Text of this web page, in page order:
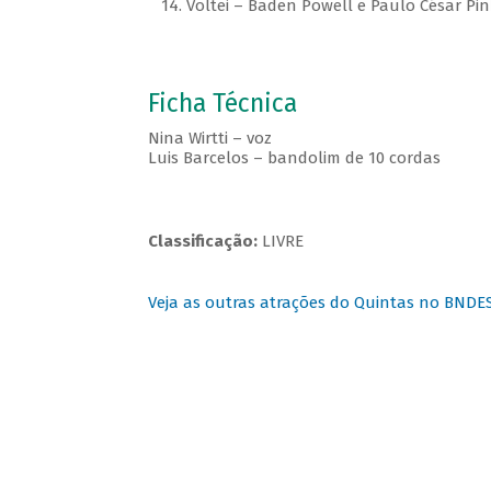
14. Voltei – Baden Powell e Paulo César
Ficha Técnica
Nina Wirtti – voz
Luis Barcelos – bandolim de 10 cordas
Classificação: LIVRE
Veja as outras atrações do Quintas no